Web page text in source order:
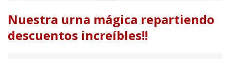
Nuestra urna mágica repartiendo
descuentos increíbles!!